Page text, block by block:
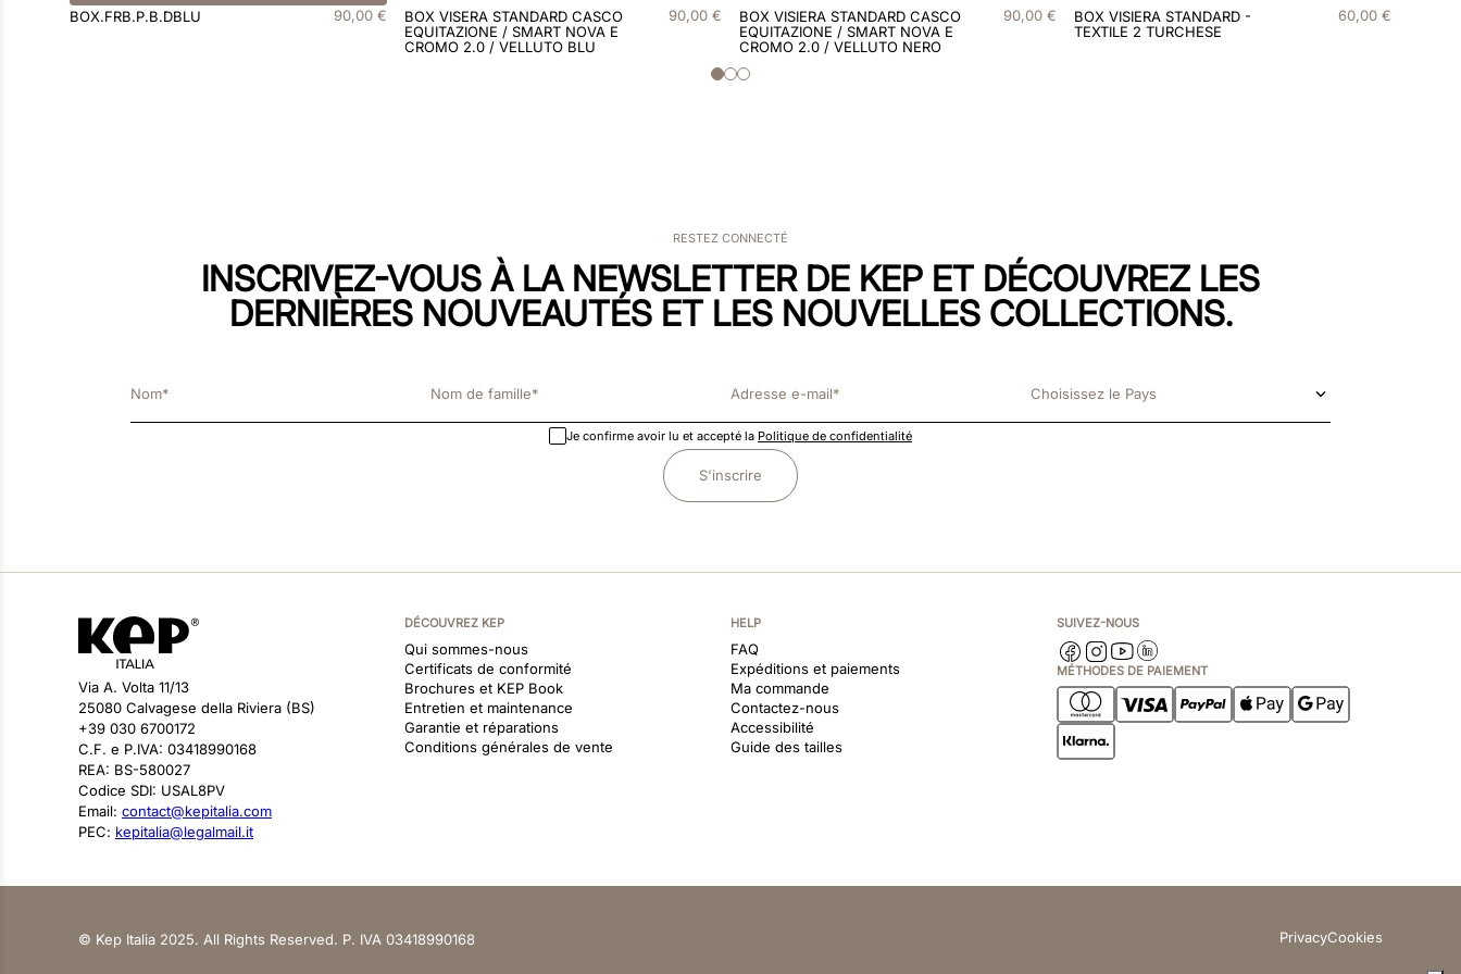
BOX.FRB.P.B.DBLU 90,00 €
BOX VISERA STANDARD CASCO
EQUITAZIONE / SMART NOVA E
CROMO 2.0 / VELLUTO BLU
90,00 €
BOX VISIERA STANDARD CASCO
EQUITAZIONE / SMART NOVA E
CROMO 2.0 / VELLUTO NERO
90,00 €
BOX VISIERA STANDARD -
TEXTILE 2 TURCHESE
60,00 €
RESTEZ CONNECTÉ
INSCRIVEZ-VOUS À LA NEWSLETTER DE KEP ET DÉCOUVREZ LES
DERNIÈRES NOUVEAUTÉS ET LES NOUVELLES COLLECTIONS.
Choisissez le Pays
Je confirme avoir lu et accepté la Politique de confidentialité
S'inscrire
Via A. Volta 11/13
25080 Calvagese della Riviera (BS)
+39 030 6700172
C.F. e P.IVA: 03418990168
REA: BS-580027
Codice SDI: USAL8PV
Email: contact@kepitalia.com
PEC: kepitalia@legalmail.it
DÉCOUVREZ KEP
Qui sommes-nous
Certificats de conformité
Brochures et KEP Book
Entretien et maintenance
Garantie et réparations
Conditions générales de vente
HELP
FAQ
Expéditions et paiements
Ma commande
Contactez-nous
Accessibilité
Guide des tailles
SUIVEZ-NOUS
MÉTHODES DE PAIEMENT
© Kep Italia 2025. All Rights Reserved. P. IVA 03418990168 PrivacyCookies